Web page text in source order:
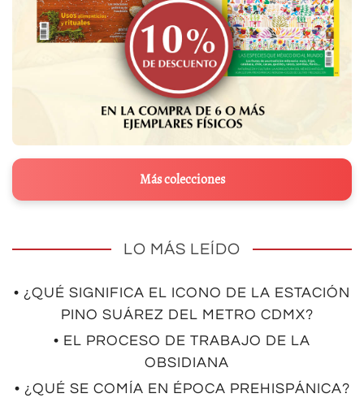
Más colecciones
LO MÁS LEÍDO
• ¿QUÉ SIGNIFICA EL ICONO DE LA ESTACIÓN
PINO SUÁREZ DEL METRO CDMX?
• EL PROCESO DE TRABAJO DE LA
OBSIDIANA
• ¿QUÉ SE COMÍA EN ÉPOCA PREHISPÁNICA?